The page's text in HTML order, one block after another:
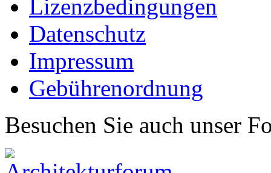
Lizenzbedingungen
Datenschutz
Impressum
Gebührenordnung
Besuchen Sie auch unser